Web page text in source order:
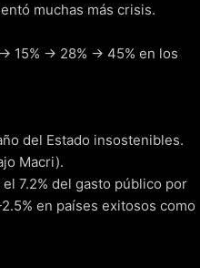
muchas más crisis.
15% -> 28% -> 45% en los
del Estado insostenibles.
Macri).
7.2% del gasto público por
en países exitosos como